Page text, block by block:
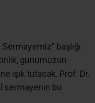
başlığı
günümüzün
ışık tutacak. Prof. Dr.
sermayenin bu